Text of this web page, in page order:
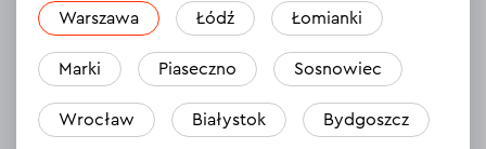
Darmowa dostawa 30 dni na zwrot towaru
Warszawa Łódź Łomianki
Marki Piaseczno Sosnowiec
Wrocław Białystok Bydgoszcz